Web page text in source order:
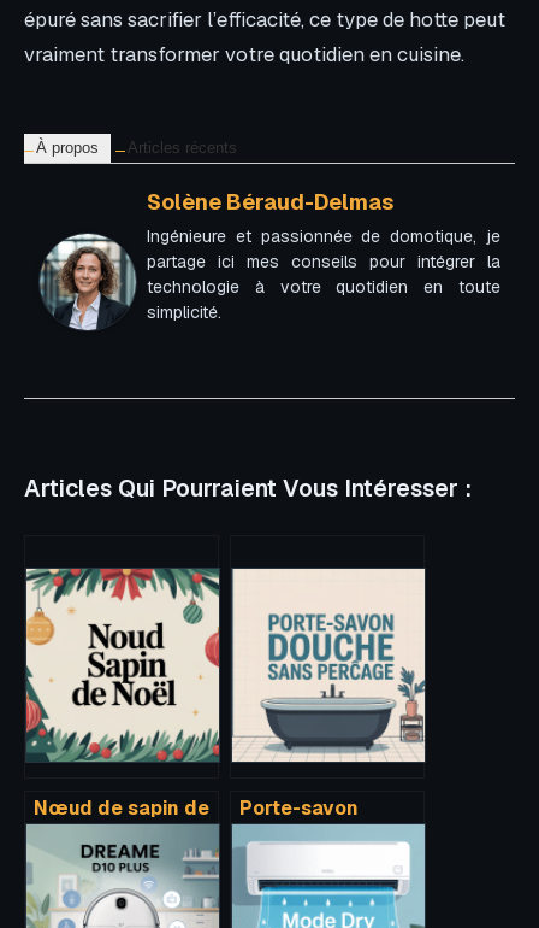
épuré sans sacrifier l’efficacité, ce type de hotte peut
vraiment transformer votre quotidien en cuisine.
À propos Articles récents
Solène Béraud-Delmas
Ingénieure et passionnée de domotique, je
partage ici mes conseils pour intégrer la
technologie à votre quotidien en toute
simplicité.
Articles Qui Pourraient Vous Intéresser :
Nœud de sapin de
styles pour une
déco élégante
Porte-savon
choisir et bien le
fixer